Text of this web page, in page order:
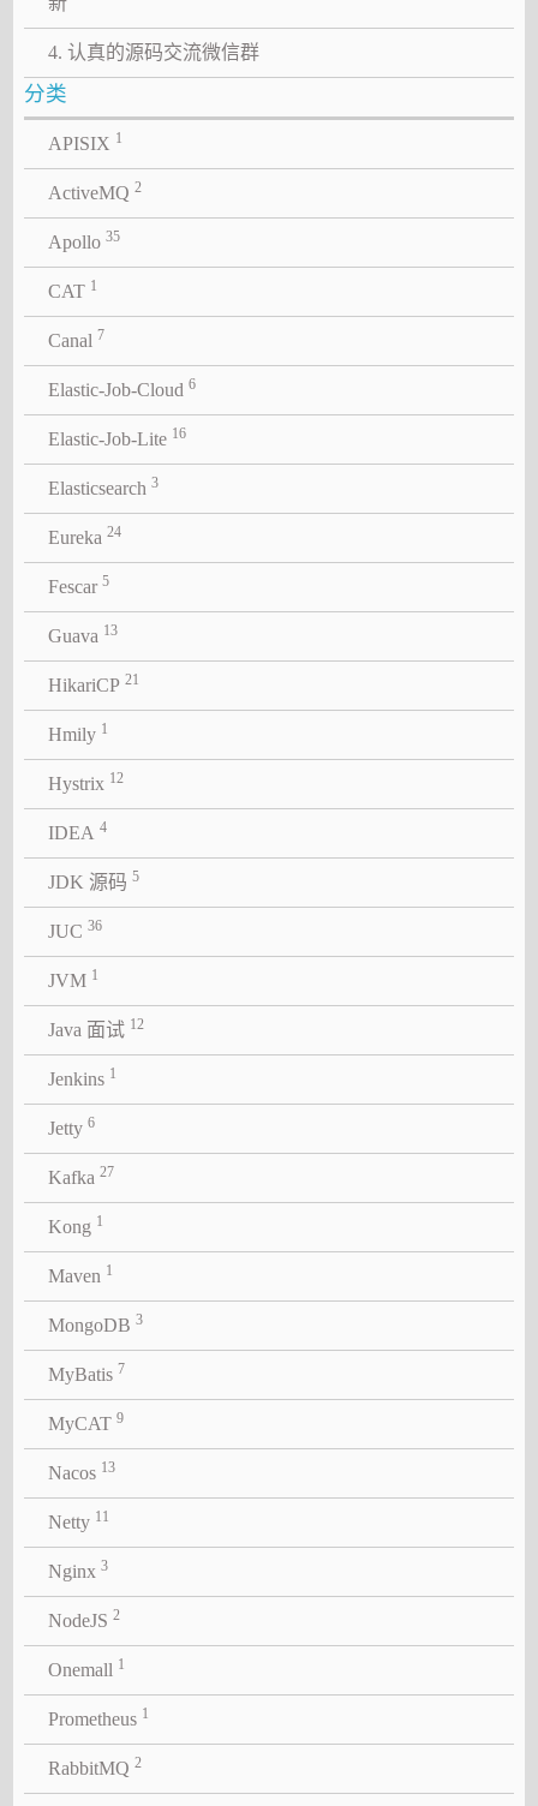
4. 认真的源码交流微信群
分类
APISIX 1
ActiveMQ 2
Apollo 35
CAT 1
Canal 7
Elastic-Job-Cloud 6
Elastic-Job-Lite 16
Elasticsearch 3
Eureka 24
Fescar 5
Guava 13
HikariCP 21
Hmily 1
Hystrix 12
IDEA 4
JDK 源码 5
JUC 36
JVM 1
Java 面试 12
Jenkins 1
Jetty 6
Kafka 27
Kong 1
Maven 1
MongoDB 3
MyBatis 7
MyCAT 9
Nacos 13
Netty 11
Nginx 3
NodeJS 2
Onemall 1
Prometheus 1
RabbitMQ 2